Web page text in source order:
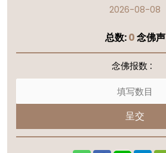
2026-08-08
总数:0念佛声
念佛报数 :
呈交